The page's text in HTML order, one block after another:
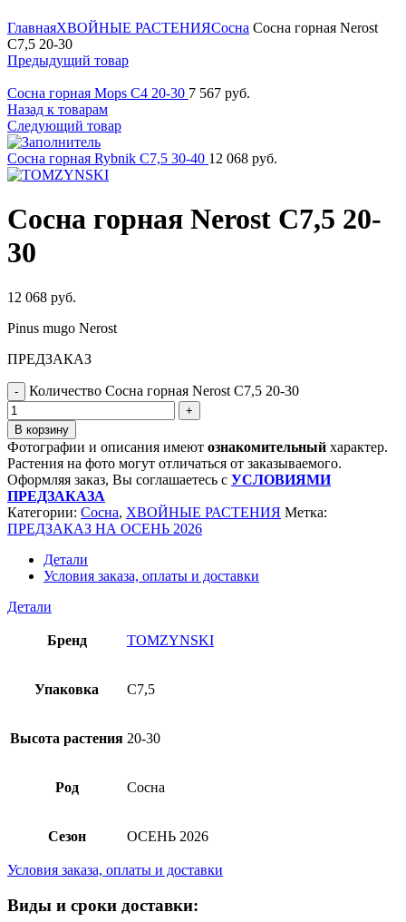
ГлавнаяХВОЙНЫЕ РАСТЕНИЯСосна Сосна горная Nerost
C7,5 20-30
Предыдущий товар
Сосна горная Mops C4 20-30 7 567 руб.
Назад к товарам
Следующий товар
Сосна горная Rybnik C7,5 30-40 12 068 руб.
Сосна горная Nerost C7,5 20-
30
12 068 руб.
Pinus mugo Nerost
ПРЕДЗАКАЗ
Количество Сосна горная Nerost C7,5 20-30
В корзину
Фотографии и описания имеют ознакомительный характер.
Растения на фото могут отличаться от заказываемого.
Оформляя заказ, Вы соглашаетесь с УСЛОВИЯМИ
ПРЕДЗАКАЗА
Категории: Сосна, ХВОЙНЫЕ РАСТЕНИЯ Метка:
ПРЕДЗАКАЗ НА ОСЕНЬ 2026
Детали
Условия заказа, оплаты и доставки
Детали
Бренд TOMZYNSKI
Упаковка C7,5
Высота растения 20-30
Род Сосна
Сезон ОСЕНЬ 2026
Условия заказа, оплаты и доставки
Виды и сроки доставки: